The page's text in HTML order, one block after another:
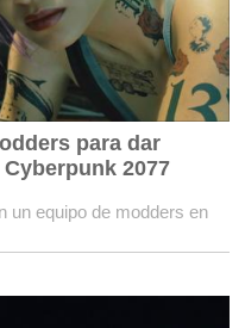
para dar
2077
un equipo de modders en